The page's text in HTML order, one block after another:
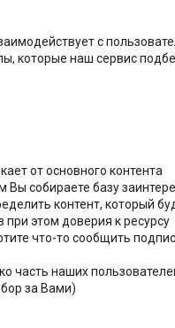
с
которые наш сервис
от основного контента
собираете базу
контент, который
этом доверия к ресурсу
что-то сообщить
часть наших
за Вами)